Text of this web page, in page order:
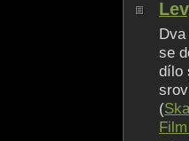
se
dílo
(